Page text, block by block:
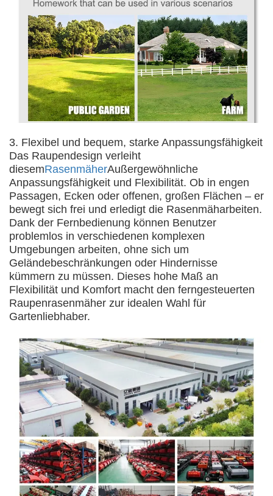
3. Flexibel und bequem, starke Anpassungsfähigkeit
Das Raupendesign verleiht
diesemRasenmäherAußergewöhnliche
Anpassungsfähigkeit und Flexibilität. Ob in engen
Passagen, Ecken oder offenen, großen Flächen – er
bewegt sich frei und erledigt die Rasenmäharbeiten.
Dank der Fernbedienung können Benutzer
problemlos in verschiedenen komplexen
Umgebungen arbeiten, ohne sich um
Geländebeschränkungen oder Hindernisse
kümmern zu müssen. Dieses hohe Maß an
Flexibilität und Komfort macht den ferngesteuerten
Raupenrasenmäher zur idealen Wahl für
Gartenliebhaber.